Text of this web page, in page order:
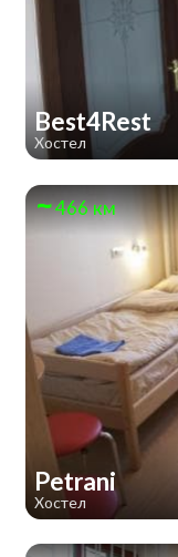
Best4Rest
Хостел
466 км
Petrani
Хостел